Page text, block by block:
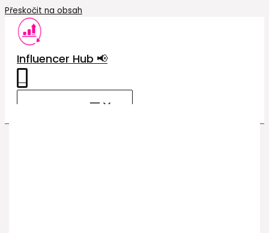
Přeskočit na obsah
Influencer Hub 📢